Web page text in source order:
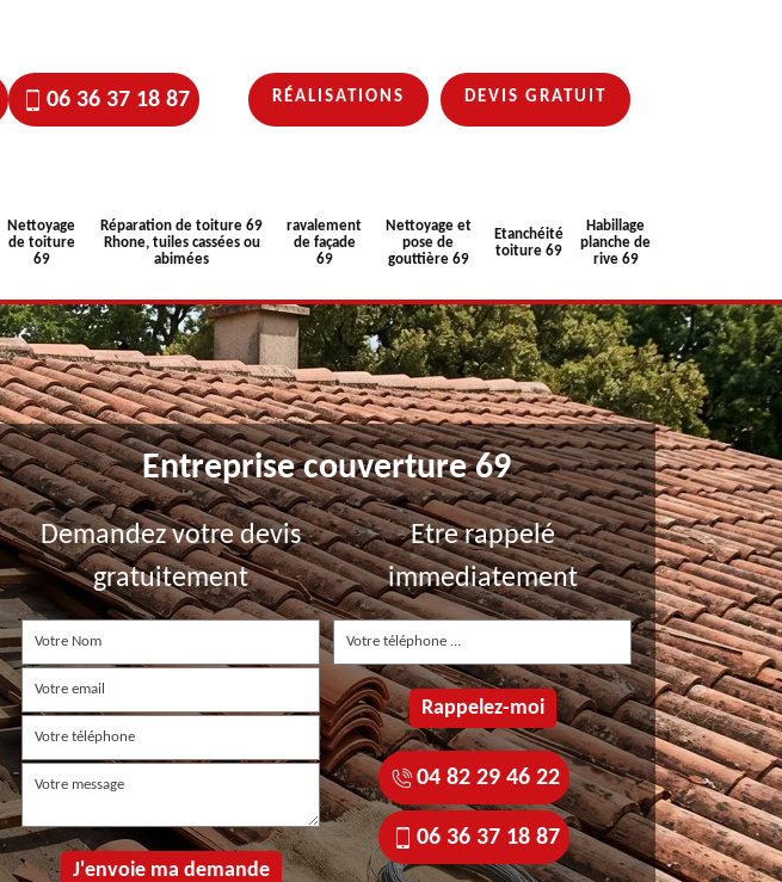
06 36 37 18 87 RÉALISATIONS DEVIS GRATUIT
Nettoyage
de toiture
69
Réparation de toiture 69
Rhone, tuiles cassées ou
abimées
ravalement
de façade
69
Nettoyage et
pose de
gouttière 69
Etanchéité
toiture 69
Habillage
planche de
rive 69
Entreprise couverture 69
Demandez votre devis
gratuitement
Etre rappelé
immediatement
04 82 29 46 22
06 36 37 18 87